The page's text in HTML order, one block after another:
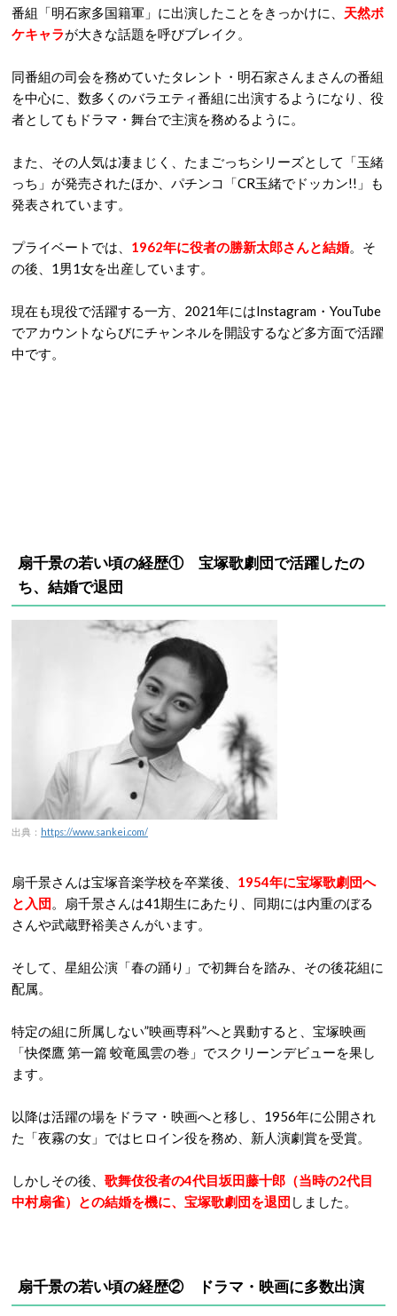
番組「明石家多国籍軍」に出演したことをきっかけに、 天然ボ
ケキャラが大きな話題を呼びブレイク。
同番組の司会を務めていたタレント・明石家さんまさんの番組
を中心に、数多くのバラエティ番組に出演するようになり、役
者としてもドラマ・舞台で主演を務めるように。
また、その人気は凄まじく、たまごっちシリーズとして「玉緒
っち」が発売されたほか、パチンコ「CR玉緒でドッカン!!」も
発表されています。
プライベートでは、 1962年に役者の勝新太郎さんと結婚。そ
の後、1男1女を出産しています。
現在も現役で活躍する一方、2021年にはInstagram・YouTube
でアカウントならびにチャンネルを開設するなど多方面で活躍
中です。
扇千景の若い頃の経歴① 宝塚歌劇団で活躍したの
ち、結婚で退団
出典： https://www.sankei.com/
扇千景さんは宝塚音楽学校を卒業後、 1954年に宝塚歌劇団へ
と入団。扇千景さんは41期生にあたり、同期には内重のぼる
さんや武蔵野裕美さんがいます。
そして、星組公演「春の踊り」で初舞台を踏み、その後花組に
配属。
特定の組に所属しない”映画専科”へと異動すると、宝塚映画
「快傑鷹 第一篇 蛟竜風雲の巻」でスクリーンデビューを果し
ます。
以降は活躍の場をドラマ・映画へと移し、1956年に公開され
た「夜霧の女」ではヒロイン役を務め、新人演劇賞を受賞。
しかしその後、 歌舞伎役者の4代目坂田藤十郎（当時の2代目
中村扇雀）との結婚を機に、宝塚歌劇団を退団 しました。
扇千景の若い頃の経歴② ドラマ・映画に多数出演